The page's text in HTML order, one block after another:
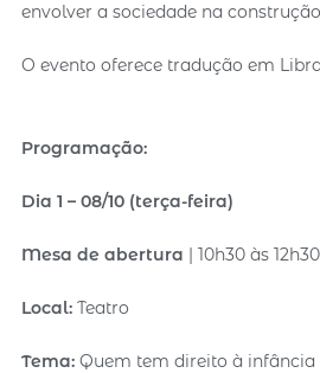
envolver a sociedade na
O evento oferece tradução em
Programação:
Dia 1 – 08/10 (terça-feira)
Mesa de abertura | 10h30 às 12h30
Local: Teatro
Tema:Quem tem direito à infância